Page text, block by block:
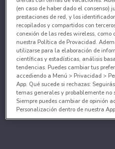
(en caso de haber dado el consenso)
prestaciones de red, y los
recopilados y compartidos con
conexión de las redes wireless,
nuestra Política de Provacidad.
utilizarse para la elaboración de
científicas y estadísticas, análisis
tendencias. Puedes cambiar tus
accediendo a Menú > Privacidad >
App. Qué sucede si rechazas:
temas generales y probablemente no
Siempre puedes cambiar de opinión
Personalización dentro de nuestra